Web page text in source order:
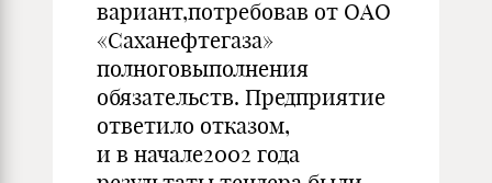
вариант,потребовав от ОАО
«Саханефтегаза»
полноговыполнения
обязательств. Предприятие
ответило отказом,
и в начале2002 года